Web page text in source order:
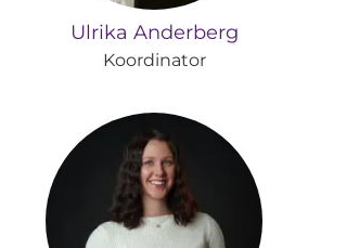
Ulrika Anderberg
Koordinator